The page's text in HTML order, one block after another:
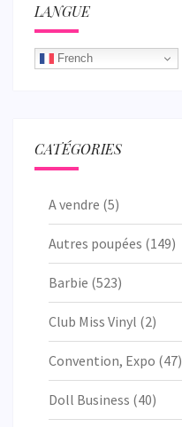
LANGUE
French
CATÉGORIES
A vendre (5)
Autres poupées (149)
Barbie (523)
Club Miss Vinyl (2)
Convention, Expo (47)
Doll Business (40)